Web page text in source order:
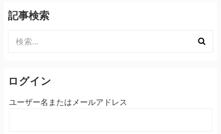
記事検索
索:
ログイン
ユーザー名またはメールアドレス